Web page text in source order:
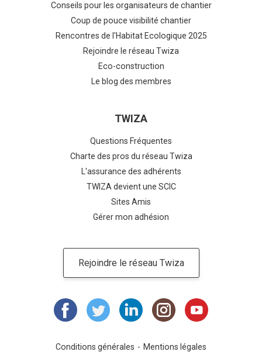
Conseils pour les organisateurs de chantier
Coup de pouce visibilité chantier
Rencontres de l'Habitat Ecologique 2025
Rejoindre le réseau Twiza
Eco-construction
Le blog des membres
TWIZA
Questions Fréquentes
Charte des pros du réseau Twiza
L'assurance des adhérents
TWIZA devient une SCIC
Sites Amis
Gérer mon adhésion
Rejoindre le réseau Twiza
Conditions générales Mentions légales